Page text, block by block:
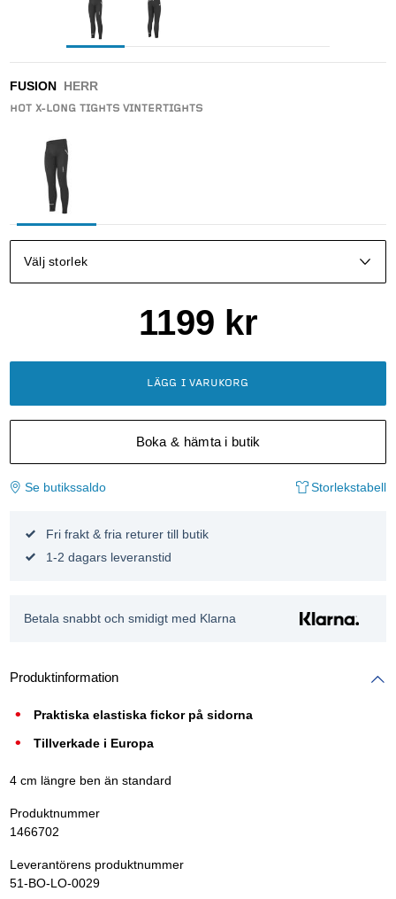
FUSION HERR
HOT X-LONG TIGHTS VINTERTIGHTS
Välj storlek
1199 kr
LÄGG I VARUKORG
Boka & hämta i butik
Se butikssaldo Storlekstabell
Fri frakt & fria returer till butik
1-2 dagars leveranstid
Betala snabbt och smidigt med Klarna
Produktinformation
Praktiska elastiska fickor på sidorna
Tillverkade i Europa
4 cm längre ben än standard
Produktnummer
1466702
Leverantörens produktnummer
51-BO-LO-0029